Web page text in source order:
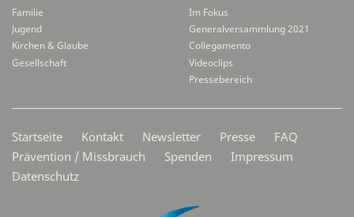
Familie
Jugend
Kirchen & Glaube
Gesellschaft
Im Fokus
Generalversammlung 2021
Collegamento
Videoclips
Pressebereich
Startseite Kontakt Newsletter Presse
FAQ
Prävention / Missbrauch
Spenden
Impressum
Datenschutz